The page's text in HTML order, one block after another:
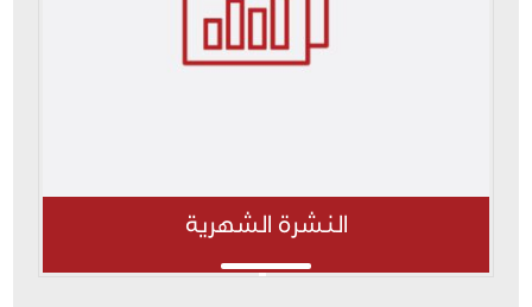
النشرة الشهرية